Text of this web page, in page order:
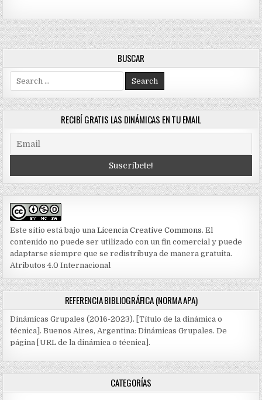
BUSCAR
Search
for:
RECIBÍ GRATIS LAS DINÁMICAS EN TU EMAIL
Este sitio está bajo unaLicencia Creative Commons. El
contenido no puede ser utilizado con un fin comercial y puede
adaptarse siempre que se redistribuya de manera gratuita.
Atributos 4.0 Internacional
REFERENCIA BIBLIOGRÁFICA (NORMA APA)
Dinámicas Grupales (2016-2023). [Título de la dinámica o
técnica]. Buenos Aires, Argentina: Dinámicas Grupales. De
página [URL de la dinámica o técnica].
CATEGORÍAS